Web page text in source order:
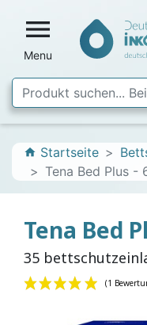

Menu
home Startseite
Tena Bed Plus -
Tena Bed
35